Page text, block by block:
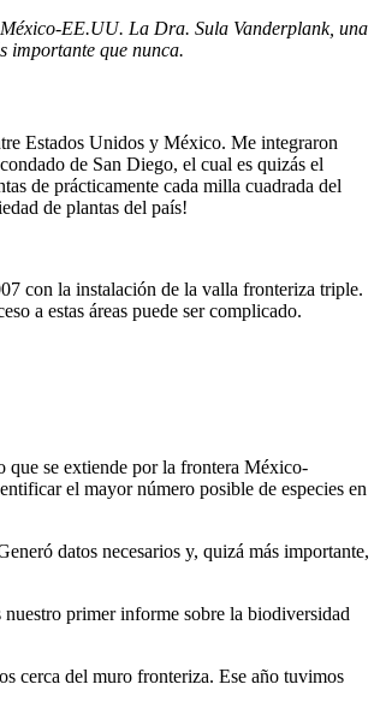
EE.UU. La Dra. Sula Vanderplank, una
importante que nunca.
Estados Unidos y México. Me integraron
de San Diego, el cual es quizás el
de prácticamente cada milla cuadrada del
de plantas del país!
con la instalación de la valla fronteriza triple.
a estas áreas puede ser complicado.
que se extiende por la frontera México-
el mayor número posible de especies en
datos necesarios y, quizá más importante,
primer informe sobre la biodiversidad
cerca del muro fronteriza. Ese año tuvimos